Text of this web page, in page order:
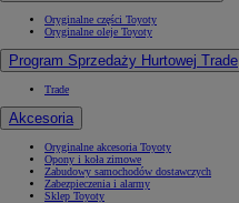
Oryginalne części Toyoty
Oryginalne oleje Toyoty
Program Sprzedaży Hurtowej Trade
Trade
Akcesoria
Oryginalne akcesoria Toyoty
Opony i koła zimowe
Zabudowy samochodów dostawczych
Zabezpieczenia i alarmy
Sklep Toyoty